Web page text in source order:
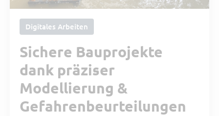
Digitales Arbeiten
Sichere Bauprojekte
dank präziser
Modellierung &
Gefahrenbeurteilungen